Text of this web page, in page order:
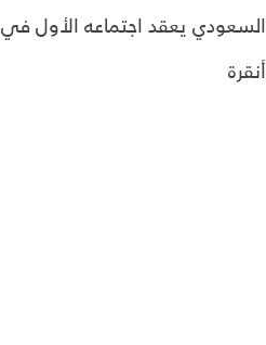
السعودي يعقد اجتماعه الأول في
أنقرة